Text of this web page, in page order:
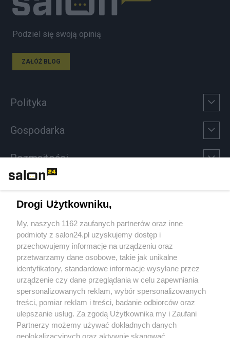
Podziel się swoją opinią
ZAŁÓŻ BLOG
Polityka
Gospodarka
Rozmaitości
Sport
Społeczeństwo
Kultura
X Facebook Instagram Youtube
Drogi Użytkowniku,
My, naszych 1162 zaufanych partnerów oraz inne
podmioty z salon24.pl uzyskujemy dostęp i
przechowujemy informacje na urządzeniu oraz
przetwarzamy dane osobowe, takie jak unikalne
identyfikatory, standardowe informacje wysyłane przez
urządzenie czy dane przeglądania w celu zapewniania
spersonalizowanych reklam, wybór spersonalizowanych
treści, pomiar reklam i treści, badanie odbiorców oraz
ulepszanie usług. Za zgodą Użytkownika my i Zaufani
Partnerzy możemy używać dokładnych danych
geolokalizacyjnych oraz aktywnie skanować